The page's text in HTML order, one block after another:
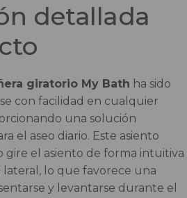
detallada
giratorio My Bath ha sido
con facilidad en cualquier
una solución
el aseo diario. Este asiento
el asiento de forma intuitiva
lo que favorece una
y levantarse durante el